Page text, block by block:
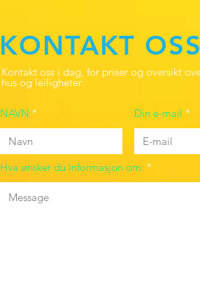
KONTAKT OSS
Kontakt oss i dag, for priser og oversikt
hus og leiligheter:
NAVN Din e-mail
Hva ønsker du informasjon om: